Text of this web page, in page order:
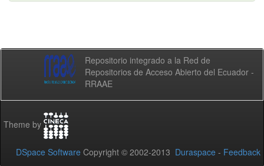
Repositorio integrado a la Red de
Repositorios de Acceso Abierto del Ecuador -
RRAAE
Theme by
DSpace Software Copyright © 2002-2013 Duraspace - Feedback